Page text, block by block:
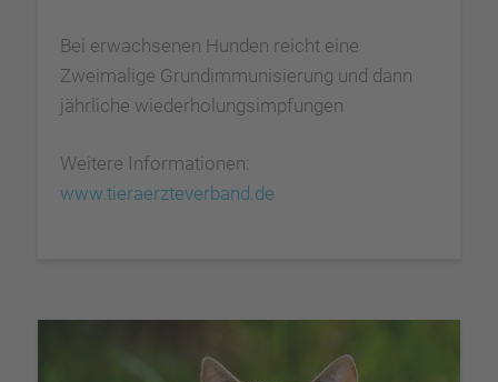
Bei erwachsenen Hunden reicht eine
Zweimalige Grundimmunisierung und dann
jährliche wiederholungsimpfungen
Weitere Informationen:
www.tieraerzteverband.de